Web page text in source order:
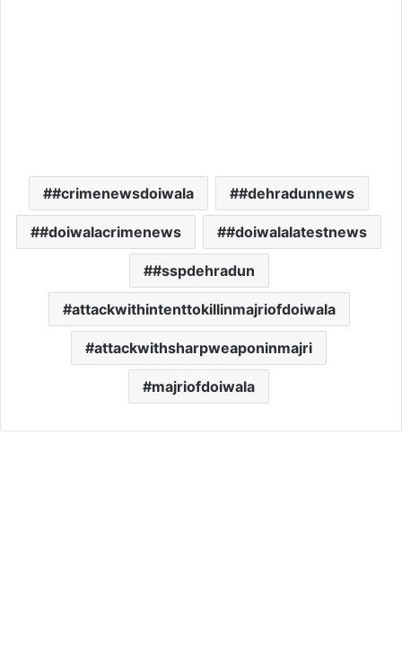
#crimenewsdoiwala #dehradunnews
#doiwalacrimenews #doiwalalatestnews
#sspdehradun
attackwithintenttokillinmajriofdoiwala
attackwithsharpweaponinmajri
majriofdoiwala